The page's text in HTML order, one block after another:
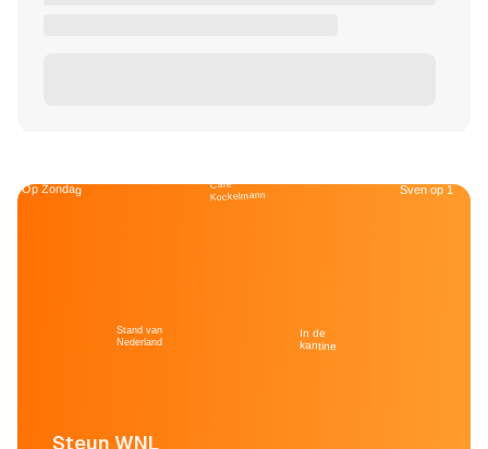
Steun WNL
Op Zondag
Stand van
Nederland
Café
Kockelmann
In de
kantine
Sven op 1